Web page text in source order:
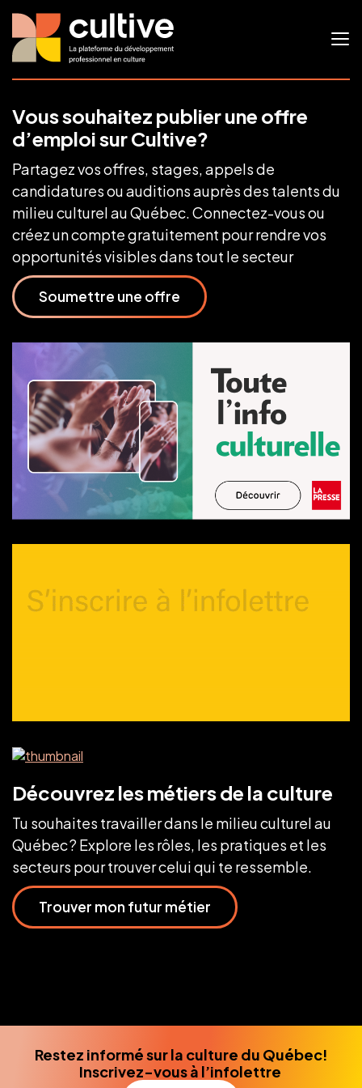
Vous souhaitez publier une offre
d’emploi sur Cultive?
Partagez vos offres, stages, appels de
candidatures ou auditions auprès des talents du
milieu culturel au Québec. Connectez-vous ou
créez un compte gratuitement pour rendre vos
opportunités visibles dans tout le secteur
Soumettre une offre
Découvrez les métiers de la culture
Tu souhaites travailler dans le milieu culturel au
Québec ? Explore les rôles, les pratiques et les
secteurs pour trouver celui qui te ressemble.
Trouver mon futur métier
Restez informé sur la culture du Québec!
Inscrivez-vous à l’infolettre